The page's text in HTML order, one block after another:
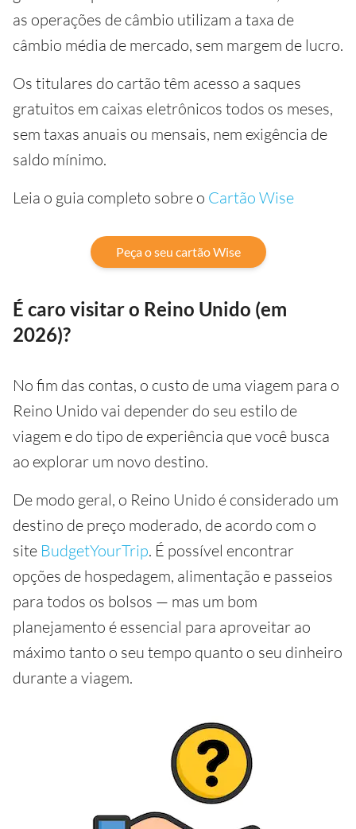
as operações de câmbio utilizam a taxa de
câmbio média de mercado, sem margem de lucro.
Os titulares do cartão têm acesso a saques
gratuitos em caixas eletrônicos todos os meses,
sem taxas anuais ou mensais, nem exigência de
saldo mínimo.
Leia o guia completo sobre o Cartão Wise
Peça o seu cartão Wise
É caro visitar o Reino Unido (em
2026)?
No fim das contas, o custo de uma viagem para o
Reino Unido vai depender do seu estilo de
viagem e do tipo de experiência que você busca
ao explorar um novo destino.
De modo geral, o Reino Unido é considerado um
destino de preço moderado, de acordo com o
site BudgetYourTrip. É possível encontrar
opções de hospedagem, alimentação e passeios
para todos os bolsos — mas um bom
planejamento é essencial para aproveitar ao
máximo tanto o seu tempo quanto o seu dinheiro
durante a viagem.